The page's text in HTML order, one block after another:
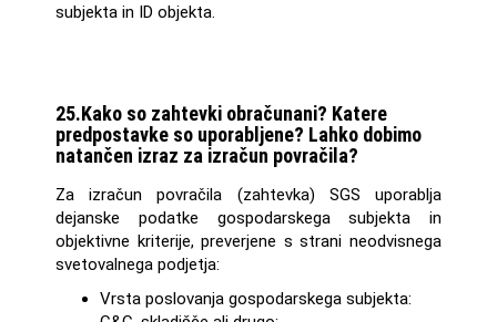
subjekta in ID objekta.
25.Kako so zahtevki obračunani? Katere
predpostavke so uporabljene? Lahko dobimo
natančen izraz za izračun povračila?
Za izračun povračila (zahtevka) SGS uporablja
dejanske podatke gospodarskega subjekta in
objektivne kriterije, preverjene s strani neodvisnega
svetovalnega podjetja:
Vrsta poslovanja gospodarskega subjekta: